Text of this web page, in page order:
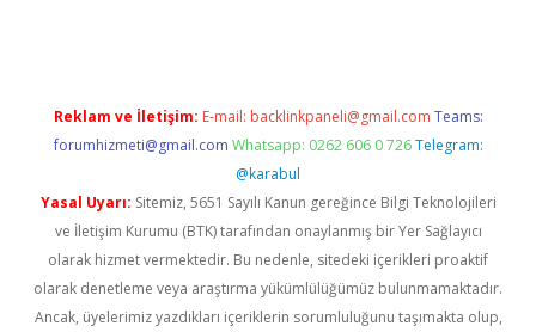
Reklam ve İletişim: E-mail: backlinkpaneli@gmail.com Teams:
forumhizmeti@gmail.com Whatsapp: 0262 606 0 726 Telegram:
@karabul
Yasal Uyarı: Sitemiz, 5651 Sayılı Kanun gereğince Bilgi Teknolojileri
ve İletişim Kurumu (BTK) tarafından onaylanmış bir Yer Sağlayıcı
olarak hizmet vermektedir. Bu nedenle, sitedeki içerikleri proaktif
olarak denetleme veya araştırma yükümlülüğümüz bulunmamaktadır.
Ancak, üyelerimiz yazdıkları içeriklerin sorumluluğunu taşımakta olup,